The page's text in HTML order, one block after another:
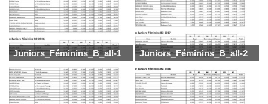
Juniors_Féminins_B_all-1 Juniors_Féminins_B_all-2